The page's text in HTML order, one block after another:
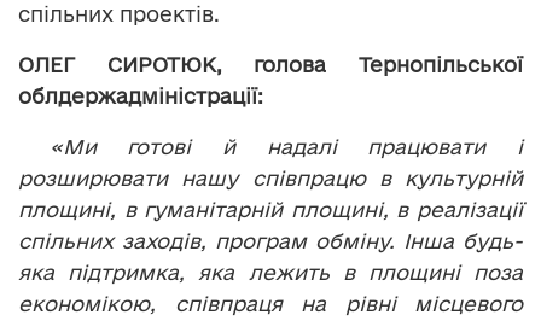
спільних проектів.
ОЛЕГ СИРОТЮК, голова Тернопільської
облдержадміністрації:
«Ми готові й надалі працювати і
розширювати нашу співпрацю в культурній
площині, в гуманітарній площині, в реалізації
спільних заходів, програм обміну. Інша будь-
яка підтримка, яка лежить в площині поза
економікою, співпраця на рівні місцевого